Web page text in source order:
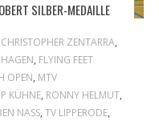
SILBER-MEDAILLE
CHRISTOPHER ZENTARRA,
, FLYING FEET
OPEN, MTV
KÜHNE, RONNY HELMUT,
NASS, TV LIPPERODE,